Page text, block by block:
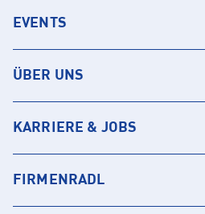
EVENTS
ÜBER UNS
KARRIERE & JOBS
FIRMENRADL